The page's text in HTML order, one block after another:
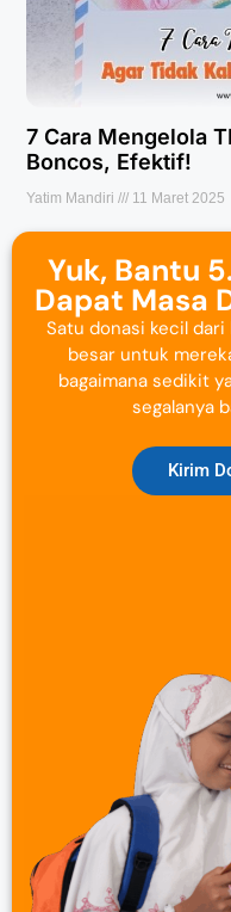
7 Cara Mengelola
Boncos, Efektif!
Yatim Mandiri 11 Maret 2025
Yuk, Bantu
Dapat Masa
Satu donasi kecil dari
besar untuk
bagaimana sedikit
segalanya
Kirim